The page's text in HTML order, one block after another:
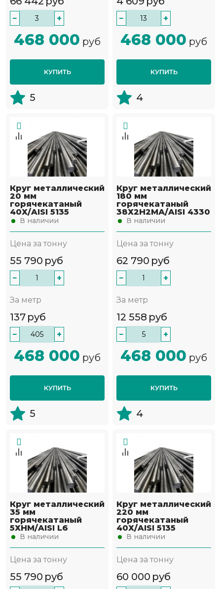
− +
468 000 руб
КУПИТЬ
5
− +
468 000 руб
КУПИТЬ
4
Круг металлический
20 мм
горячекатаный
40Х/AISI 5135
В наличии
Цена за тонну
55 790 руб
− +
За метр
137 руб
− +
468 000 руб
КУПИТЬ
5
Круг металлический
180 мм
горячекатаный
38Х2Н2МА/AISI 4330
В наличии
Цена за тонну
62 790 руб
− +
За метр
12 558 руб
− +
468 000 руб
КУПИТЬ
4
Круг металлический
35 мм
горячекатаный
5ХНМ/AISI L6
В наличии
Цена за тонну
55 790 руб
Круг металлический
220 мм
горячекатаный
40Х/AISI 5135
В наличии
Цена за тонну
60 000 руб